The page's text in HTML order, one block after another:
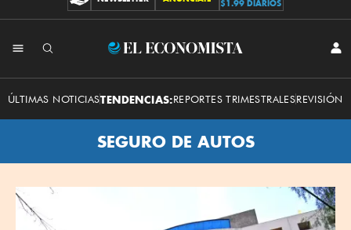
$1.99 DIARIOS
El
Economista
ÚLTIMAS NOTICIASTENDENCIAS:REPORTES TRIMESTRALESREVISIÓN
SEGURO DE AUTOS